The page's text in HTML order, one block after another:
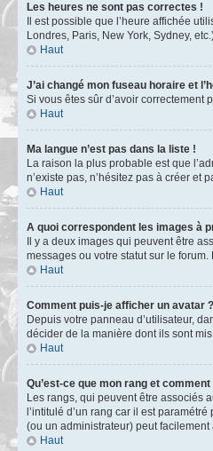
Les heures ne sont pas correctes !
Il est possible que l’heure affichée
Londres, Paris, New York, Sydney,
Haut
J’ai changé mon fuseau horaire et
Si vous êtes sûr d’avoir correctement
Haut
Ma langue n’est pas dans la liste !
La raison la plus probable est que
n’existe pas, n’hésitez pas à créer et
Haut
A quoi correspondent les images à
Il y a deux images qui peuvent être
messages ou votre statut sur le
Haut
Comment puis-je afficher un avatar ?
Depuis votre panneau d’utilisateur,
décider de la manière dont ils sont
Haut
Qu’est-ce que mon rang et
Les rangs, qui peuvent être associés
l’intitulé d’un rang car il est
(ou un administrateur) peut
Haut